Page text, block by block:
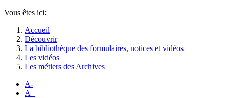
Vous êtes ici:
Accueil
Découvrir
La bibliothèque des formulaires, notices et vidéos
Les vidéos
Les métiers des Archives
A-
A+